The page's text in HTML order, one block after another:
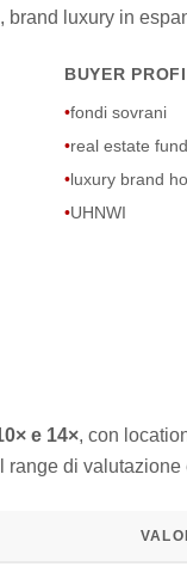
brand luxury in
BUYER
•fondi sovrani
•real estate
•luxury brand
•UHNWI
e 14×, con
range di valutazione